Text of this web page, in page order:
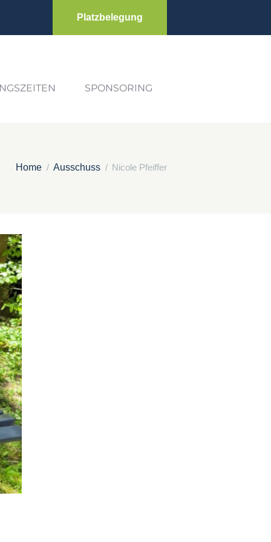
Platzbelegung
SPONSORING
Home Ausschuss Nicole Pfeiffer